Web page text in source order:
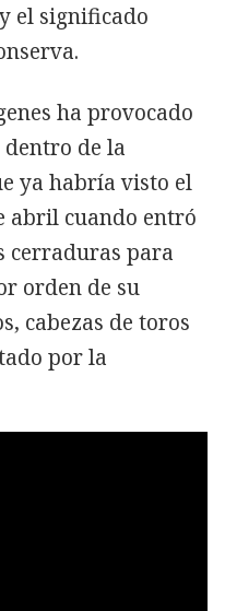
el significado
ha provocado
de la
ya habría visto el
abril cuando entró
cerraduras para
orden de su
cabezas de toros
por la